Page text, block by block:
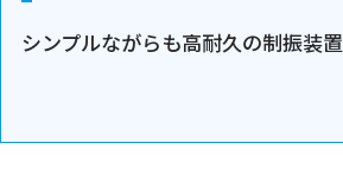
シンプルながらも高耐久の制振装置